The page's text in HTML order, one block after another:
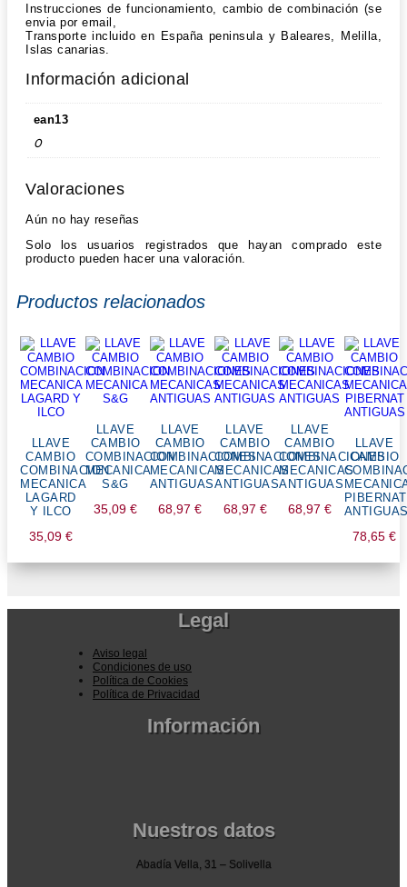
Instrucciones de funcionamiento, cambio de combinación (se
envia por email,
Transporte incluido en España peninsula y Baleares, Melilla,
Islas canarias.
Información adicional
ean13
0
Valoraciones
Aún no hay reseñas
Solo los usuarios registrados que hayan comprado este
producto pueden hacer una valoración.
Productos relacionados
LLAVE
CAMBIO
COMBINACION
MECANICA
LAGARD
Y ILCO
35,09 €
LLAVE
CAMBIO
COMBINACION
MECANICA
S&G
35,09€
LLAVE
CAMBIO
COMBINACIONES
MECANICAS
ANTIGUAS
68,97€
LLAVE
CAMBIO
COMBINACIONES
MECANICAS
ANTIGUAS
68,97 €
LLAVE
CAMBIO
COMBINACIONES
MECANICAS
ANTIGUAS
68,97 €
LLAVE
CAMBIO
PIBERNAT
78,65€
Legal
Aviso legal
Condiciones de uso
Política de Cookies
Política de Privacidad
Información
Nuestros datos
Abadía Vella, 31 – Solivella